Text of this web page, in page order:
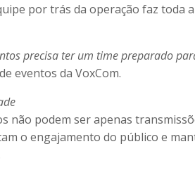
por trás da operação faz toda
precisa ter um time preparado
eventos da VoxCom.
não podem ser apenas
o engajamento do público e